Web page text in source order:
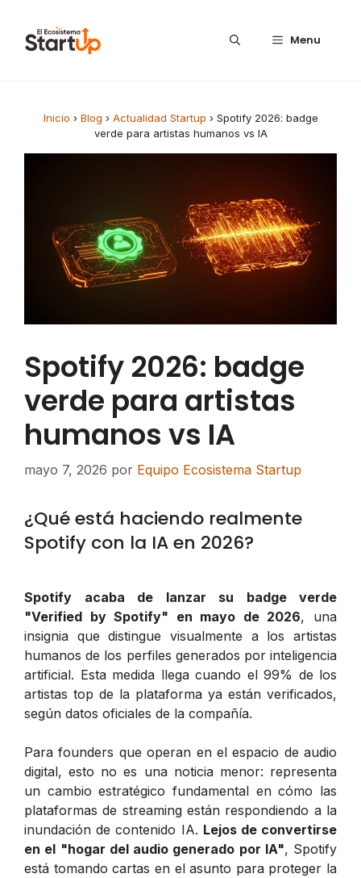
Menu
Inicio › Blog › Actualidad Startup › Spotify 2026: badge
verde para artistas humanos vs IA
Spotify 2026: badge
verde para artistas
humanos vs IA
mayo 7, 2026 por Equipo Ecosistema Startup
¿Qué está haciendo realmente
Spotify con la IA en 2026?
Spotify acaba de lanzar su badge verde
"Verified by Spotify" en mayo de 2026, una
insignia que distingue visualmente a los artistas
humanos de los perfiles generados por inteligencia
artificial. Esta medida llega cuando el 99% de los
artistas top de la plataforma ya están verificados,
según datos oficiales de la compañía.
Para founders que operan en el espacio de audio
digital, esto no es una noticia menor: representa
un cambio estratégico fundamental en cómo las
plataformas de streaming están respondiendo a la
inundación de contenido IA. Lejos de convertirse
en el "hogar del audio generado por IA", Spotify
está tomando cartas en el asunto para proteger la